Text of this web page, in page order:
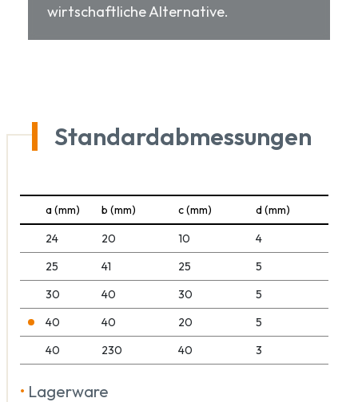
wirtschaftliche Alternative.
Standardabmessungen
a (mm) b (mm) c (mm)
d (mm)
24
20 10
4
25
41 25
5
30
40 30
5
40
40 20
5
40
230 40 3
• Lagerware